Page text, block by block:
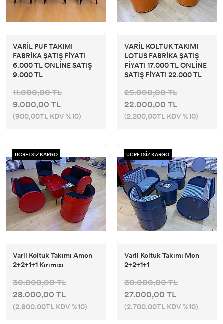
VARİL PUF TAKIMI
FABRİKA ŞATIŞ FİYATI
6.000 TL ONLİNE SATIŞ
9.000 TL
11.000,00 TL
9.000,00 TL
(900,00TL KDV %10)
VARİL KOLTUK TAKIMI
LOTUS FABRİKA ŞATIŞ
FİYATI 17.000 TL ONLİNE
SATIŞ FİYATI 22.000 TL
25.000,00 TL
22.000,00 TL
(2.200,00TL KDV %10)
ÜCRETSİZ KARGO
Varil Koltuk Takımı Amon
2+2+1+1 Kırımızı
30.000,00 TL
28.000,00 TL
(2.800,00TL KDV %10)
ÜCRETSİZ KARGO
Varil Koltuk Takımı Mon
2+2+1+1
30.000,00 TL
27.000,00 TL
(2.700,00TL KDV %10)